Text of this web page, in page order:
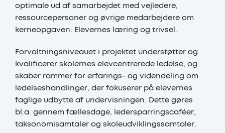
optimale ud af samarbejdet med vejledere,
ressourcepersoner og øvrige medarbejdere om
kerneopgaven: Elevernes læring og trivsel.
Forvaltningsniveauet i projektet understøtter og
kvalificerer skolernes elevcentrerede ledelse, og
skaber rammer for erfarings- og videndeling om
ledelseshandlinger, der fokuserer på elevernes
faglige udbytte af undervisningen. Dette gøres
bl.a. gennem fællesdage, ledersparringscaféer,
taksonomisamtaler og skoleudviklingssamtaler.